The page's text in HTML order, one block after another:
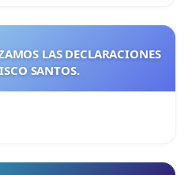
LAS DECLARACIONES
SANTOS.